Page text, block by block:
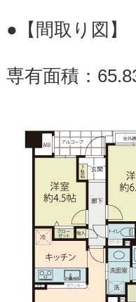
●【間取り図】
専有面積：